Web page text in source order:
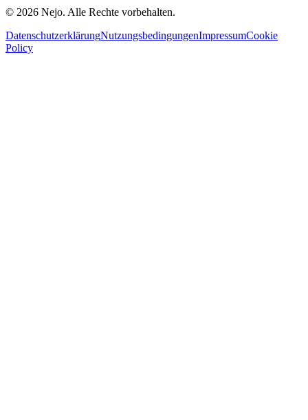
© 2026 Nejo. Alle Rechte vorbehalten.
DatenschutzerklärungNutzungsbedingungenImpressumCookie
Policy